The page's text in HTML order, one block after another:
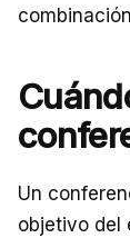
Un
objetivo del